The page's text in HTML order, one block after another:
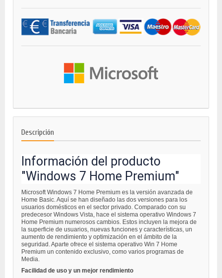
Descripción
Información del producto
"Windows 7 Home Premium"
Microsoft Windows 7 Home Premium es la versión avanzada de
Home Basic. Aquí se han diseñado las dos versiones para los
usuarios domésticos en el sector privado. Comparado con su
predecesor Windows Vista, hace el sistema operativo Windows 7
Home Premium numerosos cambios. Estos incluyen la mejora de
la superficie de usuarios, nuevas funciones y características, un
aumento de rendimiento y optimización en el ámbito de la
seguridad. Aparte ofrece el sistema operativo Win 7 Home
Premium un contenido exclusivo, como varios programas de
Media.
Facilidad de uso y un mejor rendimiento